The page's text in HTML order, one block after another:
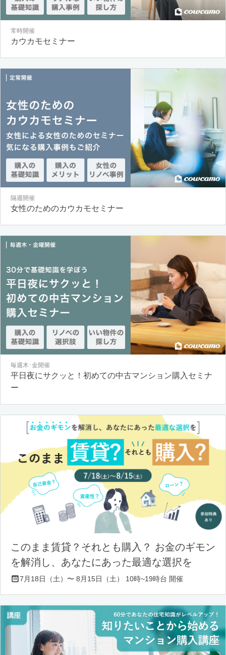
常時開催
カウカモセミナー
隔週開催
女性のためのカウカモセミナー
毎週木･金開催
平日夜にサクッと！初めての中古マンション購入セミナ
ー
このまま賃貸？それとも購入？ お金のギモン
を解消し、あなたにあった最適な選択を
7月18日（土）〜 8月15日（土） 10時~19時台 開催